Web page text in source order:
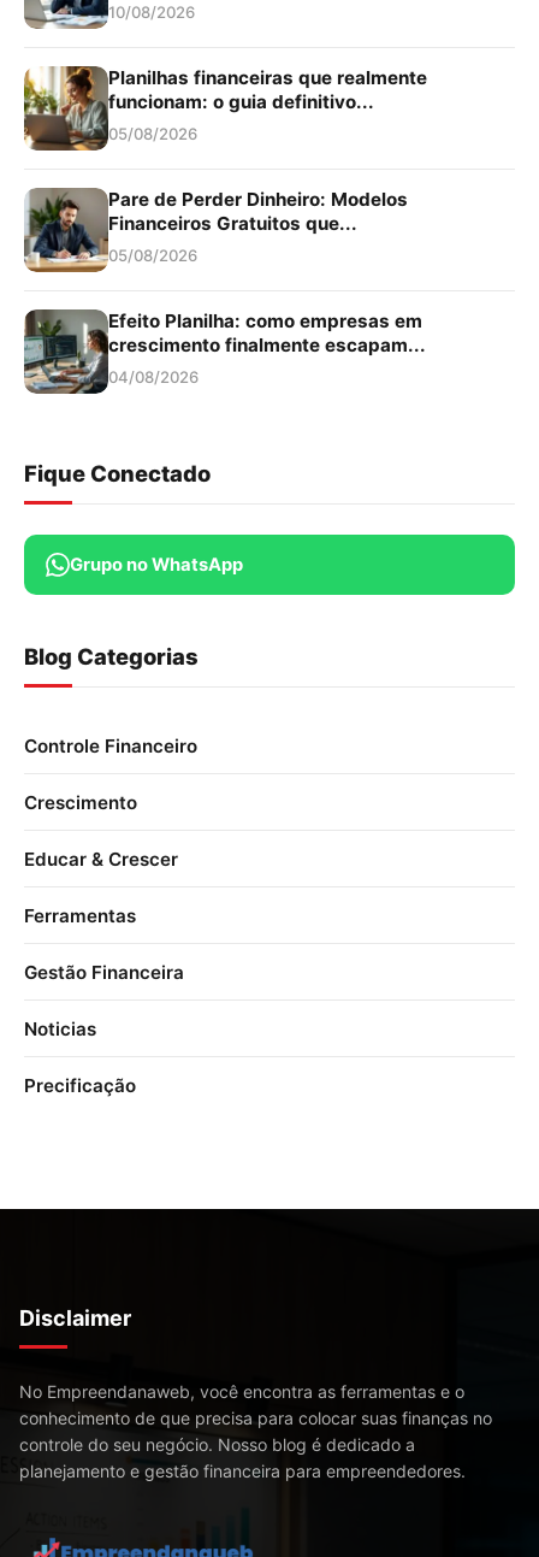
10/08/2026
Planilhas financeiras que realmente
funcionam: o guia definitivo...
05/08/2026
Pare de Perder Dinheiro: Modelos
Financeiros Gratuitos que...
05/08/2026
Efeito Planilha: como empresas em
crescimento finalmente escapam...
04/08/2026
Fique Conectado
Grupo no WhatsApp
Blog Categorias
Controle Financeiro
Crescimento
Educar & Crescer
Ferramentas
Gestão Financeira
Noticias
Precificação
Disclaimer
No Empreendanaweb, você encontra as ferramentas e o
conhecimento de que precisa para colocar suas finanças no
controle do seu negócio. Nosso blog é dedicado a
planejamento e gestão financeira para empreendedores.